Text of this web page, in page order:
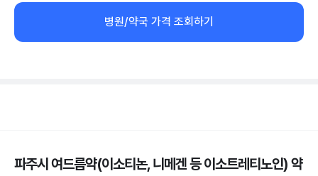
병원/약국 가격 조회하기
파주시 여드름약(이소티논, 니메겐 등 이소트레티노인) 약